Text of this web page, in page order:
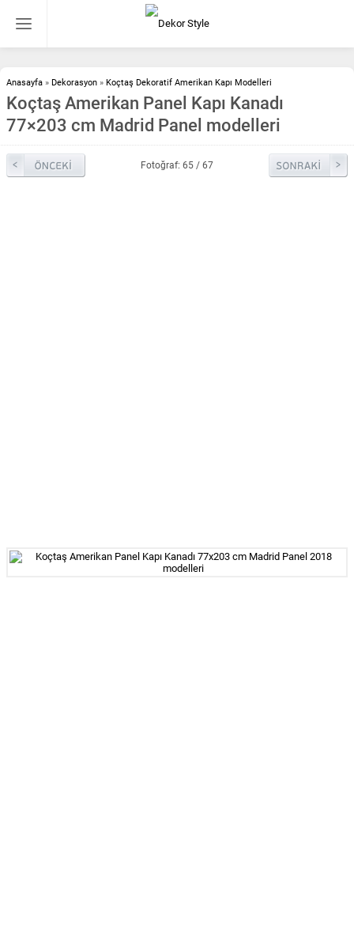
Anasayfa » Dekorasyon » Koçtaş Dekoratif Amerikan Kapı Modelleri
Koçtaş Amerikan Panel Kapı Kanadı
77×203 cm Madrid Panel modelleri
Fotoğraf: 65 / 67